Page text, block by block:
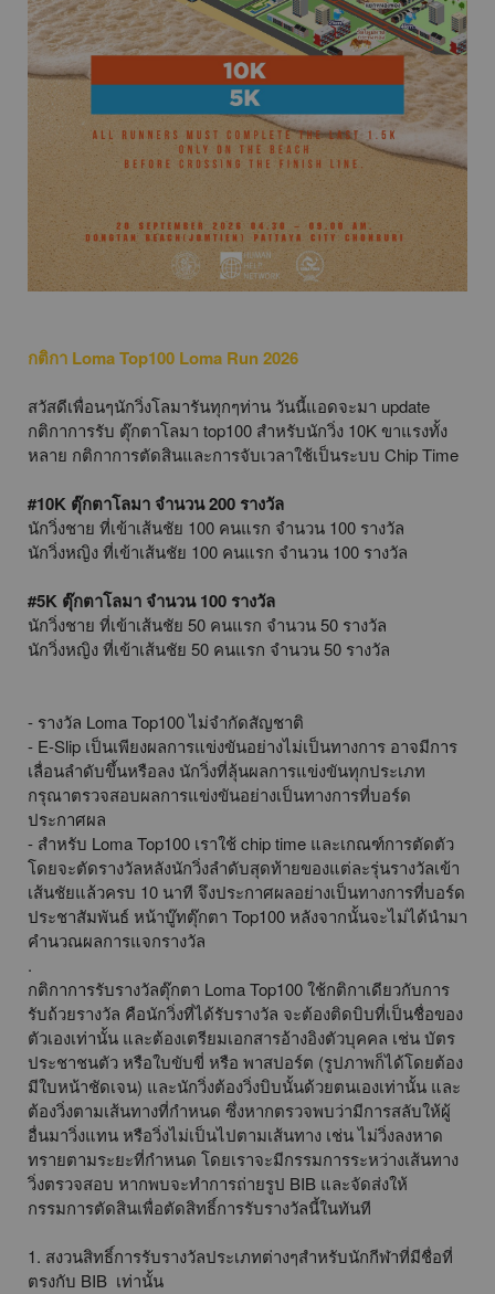
กติกา Loma Top100 Loma Run 2026
สวัสดีเพื่อนๆนักวิ่งโลมารันทุกๆท่าน วันนี้แอดจะมา update
กติกาการรับ ตุ๊กตาโลมา top100 สำหรับนักวิ่ง 10K ขาแรงทั้ง
หลาย กติกาการตัดสินและการจับเวลาใช้เป็นระบบ Chip Time
#10K ตุ๊กตาโลมา จำนวน 200 รางวัล
นักวิ่งชาย ที่เข้าเส้นชัย 100 คนแรก จำนวน 100 รางวัล
นักวิ่งหญิง ที่เข้าเส้นชัย 100 คนแรก จำนวน 100 รางวัล
#5K ตุ๊กตาโลมา จำนวน 100 รางวัล
นักวิ่งชาย ที่เข้าเส้นชัย 50 คนแรก จำนวน 50 รางวัล
นักวิ่งหญิง ที่เข้าเส้นชัย 50 คนแรก จำนวน 50 รางวัล
- รางวัล Loma Top100 ไม่จำกัดสัญชาติ
- E-Slip เป็นเพียงผลการแข่งขันอย่างไม่เป็นทางการ อาจมีการ
เลื่อนลำดับขึ้นหรือลง นักวิ่งที่ลุ้นผลการแข่งขันทุกประเภท
กรุณาตรวจสอบผลการแข่งขันอย่างเป็นทางการที่บอร์ด
ประกาศผล
- สำหรับ Loma Top100 เราใช้ chip time และเกณฑ์การตัดตัว
โดยจะตัดรางวัลหลังนักวิ่งลำดับสุดท้ายของแต่ละรุ่นรางวัลเข้า
เส้นชัยแล้วครบ 10 นาที จึงประกาศผลอย่างเป็นทางการที่บอร์ด
ประชาสัมพันธ์ หน้าบู๊ทตุ๊กตา Top100 หลังจากนั้นจะไม่ได้นำมา
คำนวณผลการแจกรางวัล
.
กติกาการรับรางวัลตุ๊กตา Loma Top100 ใช้กติกาเดียวกับการ
รับถ้วยรางวัล คือนักวิ่งที่ได้รับรางวัล จะต้องติดบิบที่เป็นชื่อของ
ตัวเองเท่านั้น และต้องเตรียมเอกสารอ้างอิงตัวบุคคล เช่น บัตร
ประชาชนตัว หรือใบขับขี่ หรือ พาสปอร์ต (รูปภาพก็ได้โดยต้อง
มีใบหน้าชัดเจน) และนักวิ่งต้องวิ่งบิบนั้นด้วยตนเองเท่านั้น และ
ต้องวิ่งตามเส้นทางที่กำหนด ซึ่งหากตรวจพบว่ามีการสลับให้ผู้
อื่นมาวิ่งแทน หรือวิ่งไม่เป็นไปตามเส้นทาง เช่น ไม่วิ่งลงหาด
ทรายตามระยะที่กำหนด โดยเราจะมีกรรมการระหว่างเส้นทาง
วิ่งตรวจสอบ หากพบจะทำการถ่ายรูป BIB และจัดส่งให้
กรรมการตัดสินเพื่อตัดสิทธิ์การรับรางวัลนี้ในทันที
1. สงวนสิทธิ์การรับรางวัลประเภทต่างๆสำหรับนักกีฬาที่มีชื่อที่
ตรงกับ BIB เท่านั้น